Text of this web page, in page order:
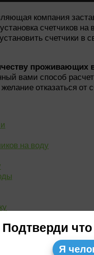
компания
счетчиков
счетчики
вами способ
отказаться от
на воду
Подтверди
Я